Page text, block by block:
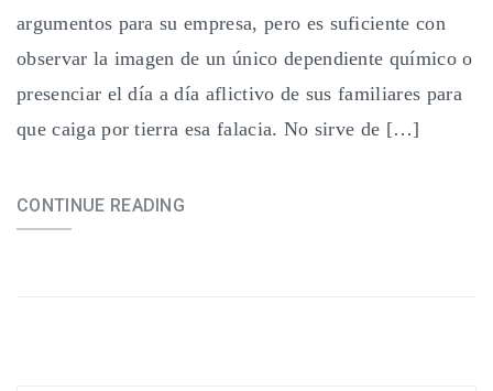
argumentos para su empresa, pero es suficiente con
observar la imagen de un único dependiente químico o
presenciar el día a día aflictivo de sus familiares para
que caiga por tierra esa falacia. No sirve de […]
CONTINUE READING